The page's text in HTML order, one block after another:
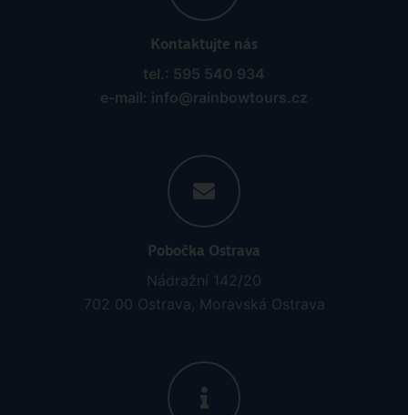
Kontaktujte nás
tel.: 595 540 934
e-mail: info@rainbowtours.cz
Pobočka Ostrava
Nádražní 142/20
702 00 Ostrava, Moravská Ostrava